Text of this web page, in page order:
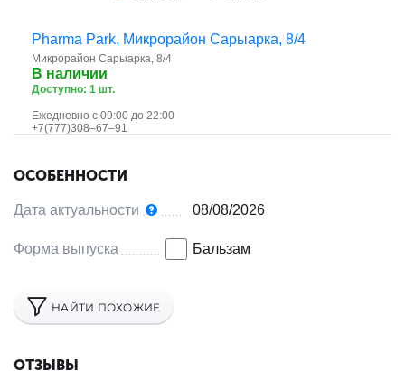
Pharma Park, ​Микрорайон Сарыарка, 8/4
Микрорайон Сарыарка, 8/4
В наличии
Доступно: 1 шт.
Ежедневно с 09:00 до 22:00
+7(777)308‒67‒91
ОСОБЕННОСТИ
Дата актуальности 08/08/2026
Форма выпуска Бальзам
НАЙТИ ПОХОЖИЕ
ОТЗЫВЫ